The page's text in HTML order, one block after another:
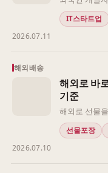
환영 패키지
봐야 합니다.
IT스타트업
2026.07.11
해외배송
해외로 바
기준
해외로 선물
사람이 어떤
다. 한국에서
선물포장
2026.07.10